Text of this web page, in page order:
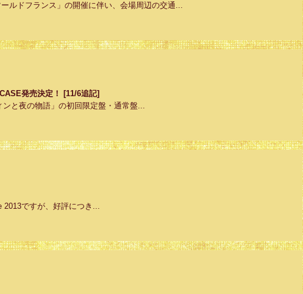
ルドフランス」の開催に伴い、会場周辺の交通...
発売決定！ [11/6追記]
と夜の物語」の初回限定盤・通常盤...
2013ですが、好評につき...